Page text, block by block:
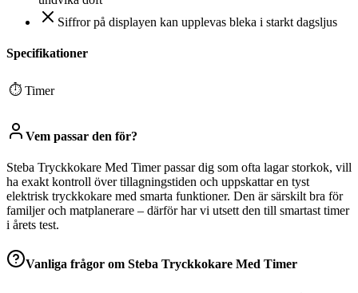
Siffror på displayen kan upplevas bleka i starkt dagsljus
Specifikationer
⏱ Timer
Vem passar den för?
Steba Tryckkokare Med Timer passar dig som ofta lagar storkok, vill
ha exakt kontroll över tillagningstiden och uppskattar en tyst
elektrisk tryckkokare med smarta funktioner. Den är särskilt bra för
familjer och matplanerare – därför har vi utsett den till smartast timer
i årets test.
Vanliga frågor om Steba Tryckkokare Med Timer